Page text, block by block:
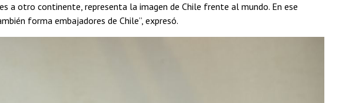
a otro continente, representa la imagen de Chile frente al mundo. En ese
forma embajadores de Chile”, expresó.